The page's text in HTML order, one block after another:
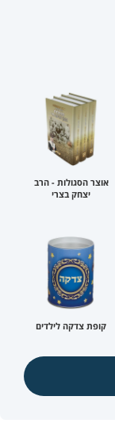
אוצר הסגולות - הרב
יצחק בצרי
קופת צדקה לילדים